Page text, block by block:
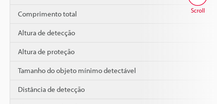
Comprimento total
Altura de detecção
Altura de proteção
Tamanho do objeto mínimo detectável
Distância de detecção
Scroll